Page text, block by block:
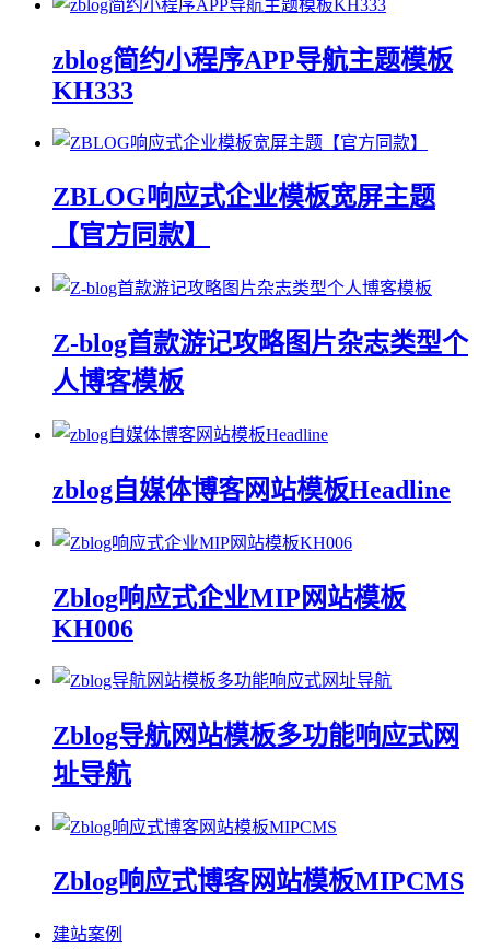
zblog简约小程序APP导航主题模板
KH333
ZBLOG响应式企业模板宽屏主题
【官方同款】
Z-blog首款游记攻略图片杂志类型个
人博客模板
zblog自媒体博客网站模板Headline
Zblog响应式企业MIP网站模板
KH006
Zblog导航网站模板多功能响应式网
址导航
Zblog响应式博客网站模板MIPCMS
建站案例